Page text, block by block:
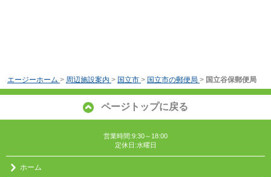
エージーホーム > 周辺施設案内 > 国立市 > 国立市の郵便局 > 国立谷保郵便局
ページトップに戻る
営業時間:9:30～18:00
定休日:水曜日
ホーム